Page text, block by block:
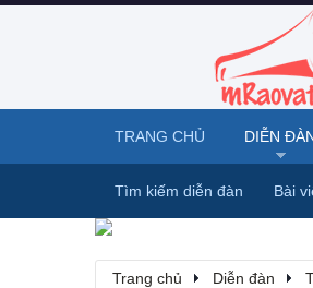
Trang chủ Diễn đàn
TRANG CHỦ DIỄN
Tìm kiếm diễn đàn Bài